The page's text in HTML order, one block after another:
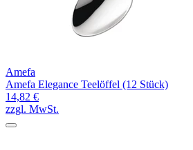
Amefa
Amefa Elegance Teelöffel (12 Stück)
14,82 €
zzgl. MwSt.